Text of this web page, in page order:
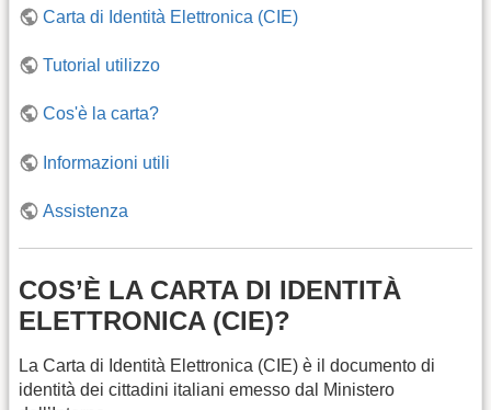
Carta di Identità Elettronica (CIE)
Tutorial utilizzo
Cos'è la carta?
Informazioni utili
Assistenza
COS’È LA CARTA DI IDENTITÀ
ELETTRONICA (CIE)?
La Carta di Identità Elettronica (CIE) è il documento di
identità dei cittadini italiani emesso dal Ministero